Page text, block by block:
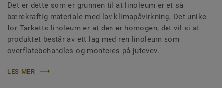
Det er dette som er grunnen til at linoleum er et så
bærekraftig materiale med lav klimapåvirkning. Det unike
for Tarketts linoleum er at den er homogen, det vil si at
produktet består av ett lag med ren linoleum som
overflatebehandles og monteres på jutevev.
LES MER